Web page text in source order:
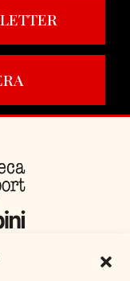
(BG)